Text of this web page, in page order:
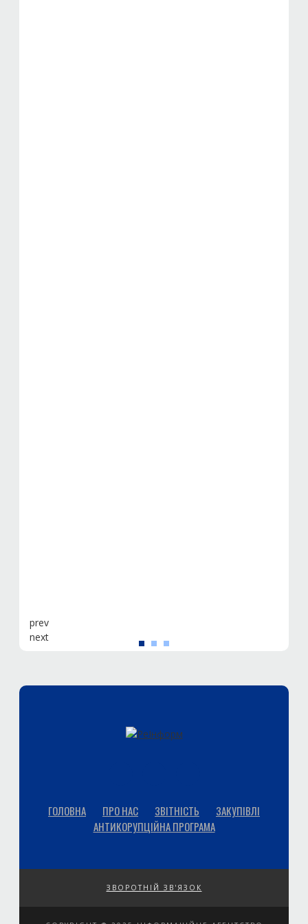
prev
next
ГОЛОВНА ПРО НАС ЗВІТНІСТЬ
ЗАКУПІВЛІ
АНТИКОРУПЦІЙНА ПРОГРАМА
ЗВОРОТНІЙ ЗВ'ЯЗОК